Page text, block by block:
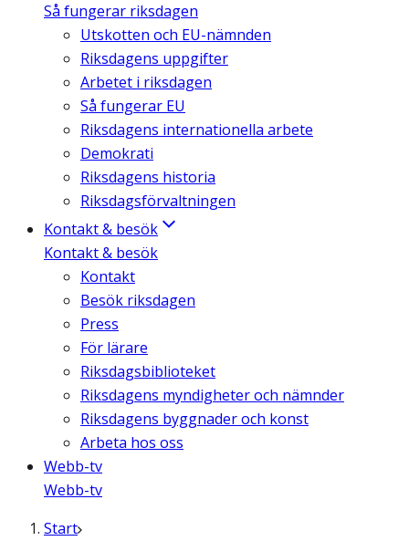
Så fungerar riksdagen
Utskotten och EU-nämnden
Riksdagens uppgifter
Arbetet i riksdagen
Så fungerar EU
Riksdagens internationella arbete
Demokrati
Riksdagens historia
Riksdagsförvaltningen
Kontakt & besök
Kontakt & besök
Kontakt
Besök riksdagen
Press
För lärare
Riksdagsbiblioteket
Riksdagens myndigheter och nämnder
Riksdagens byggnader och konst
Arbeta hos oss
Webb-tv
Webb-tv
Start